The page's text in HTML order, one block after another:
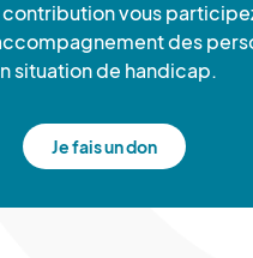
contribution vous
des
situation de handicap.
Je fais un don